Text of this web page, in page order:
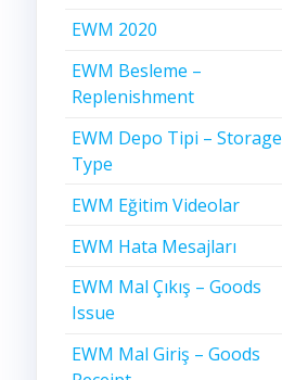
EWM 2020
EWM Besleme –
Replenishment
EWM Depo Tipi – Storage
Type
EWM Eğitim Videolar
EWM Hata Mesajları
EWM Mal Çıkış – Goods
Issue
EWM Mal Giriş – Goods